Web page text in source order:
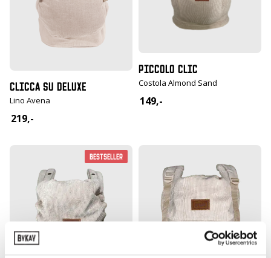
CLICCA SU DELUXE
Lino Avena
219,-
PICCOLO CLIC
Costola Almond Sand
149,-
Bestseller